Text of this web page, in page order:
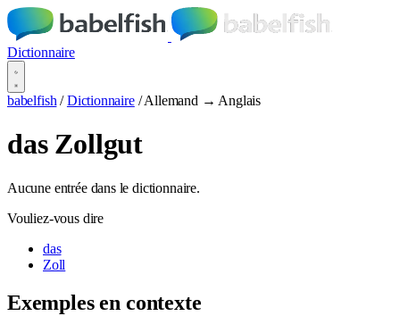
Dictionnaire
babelfish / Dictionnaire / Allemand → Anglais
das Zollgut
Aucune entrée dans le dictionnaire.
Vouliez-vous dire
das
Zoll
Exemples en contexte